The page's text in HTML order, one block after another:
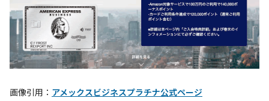
画像引用： アメックスビジネスプラチナ公式ページ